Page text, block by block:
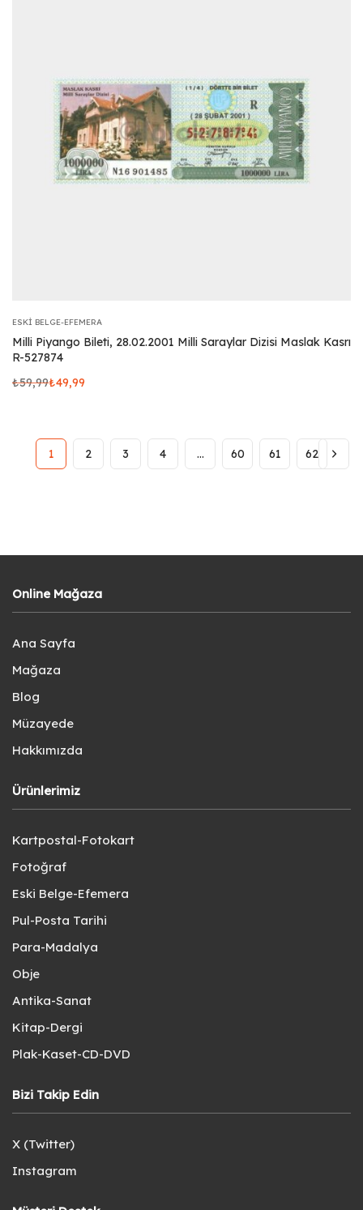
ESKI BELGE-EFEMERA
Milli Piyango Bileti, 28.02.2001 Milli Saraylar Dizisi Maslak Kasrı
R-527874
₺59,99₺49,99
1 2 3 4 … 60 61 62
Online Mağaza
Ana Sayfa
Mağaza
Blog
Müzayede
Hakkımızda
Ürünlerimiz
Kartpostal-Fotokart
Fotoğraf
Eski Belge-Efemera
Pul-Posta Tarihi
Para-Madalya
Obje
Antika-Sanat
Kitap-Dergi
Plak-Kaset-CD-DVD
Bizi Takip Edin
X (Twitter)
Instagram